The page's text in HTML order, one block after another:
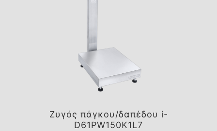
Ζυγός πάγκου/δαπέδου i-
D61PW150K1L7